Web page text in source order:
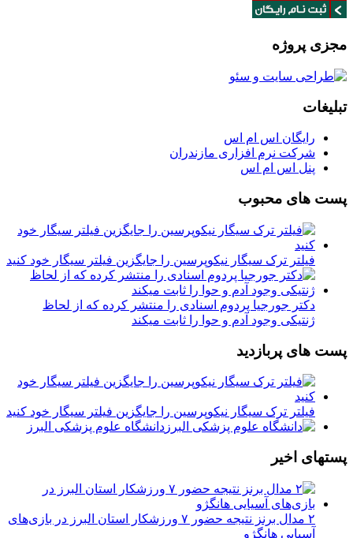
مجزی پروژه
تبلیغات
رایگان اس ام اس
شرکت نرم افزاری مازندران
پنل اس ام اس
پست های محبوب
فیلتر ترک سیگار نیکوپرسین را جایگزین فیلتر سیگار خود کنید
دکتر جورجیا پردوم اسنادی را منتشر کرده که از لحاظ
ژنتیکی وجود آدم و حوا را ثابت میکند
پست های پربازدید
فیلتر ترک سیگار نیکوپرسین را جایگزین فیلتر سیگار خود کنید
دانشگاه علوم پزشکی البرز
پستهای اخیر
۲ مدال برنز نتیجه حضور ۷ ورزشکار استان البرز در بازی‌های
آسیایی هانگژو